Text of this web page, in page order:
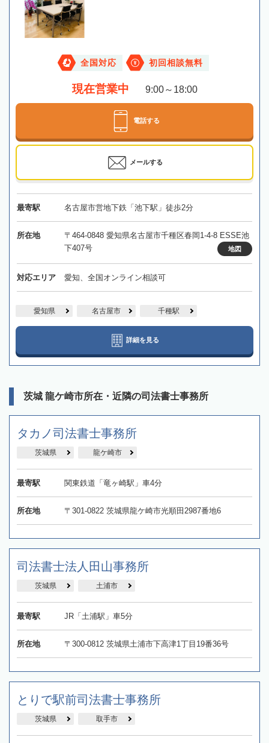
全国対応 初回相談無料
現在営業中 9:00～18:00
電話する
メールする
最寄駅 名古屋市営地下鉄「池下駅」徒歩2分
所在地
〒464-0848 愛知県名古屋市千種区春岡1-4-8 ESSE池
下407号
地図
対応エリア 愛知、全国オンライン相談可
愛知県 名古屋市 千種駅
詳細を見る
茨城 龍ケ崎市所在・近隣の司法書士事務所
タカノ司法書士事務所
茨城県 龍ケ崎市
最寄駅 関東鉄道「竜ヶ崎駅」車4分
所在地 〒301-0822 茨城県龍ケ崎市光順田2987番地6
司法書士法人田山事務所
茨城県 土浦市
最寄駅 JR「土浦駅」車5分
所在地 〒300-0812 茨城県土浦市下高津1丁目19番36号
とりで駅前司法書士事務所
茨城県 取手市